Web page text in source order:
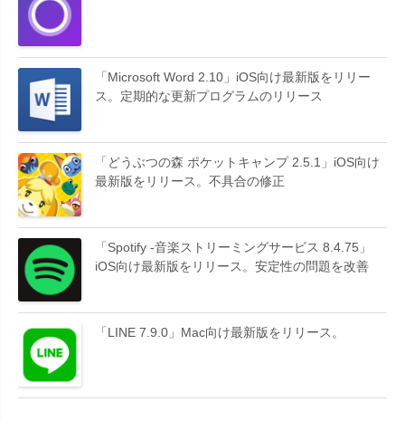
「Microsoft Word 2.10」iOS向け最新版をリリー
ス。定期的な更新プログラムのリリース
「どうぶつの森 ポケットキャンプ 2.5.1」iOS向け
最新版をリリース。不具合の修正
「Spotify -音楽ストリーミングサービス 8.4.75」
iOS向け最新版をリリース。安定性の問題を改善
「LINE 7.9.0」Mac向け最新版をリリース。